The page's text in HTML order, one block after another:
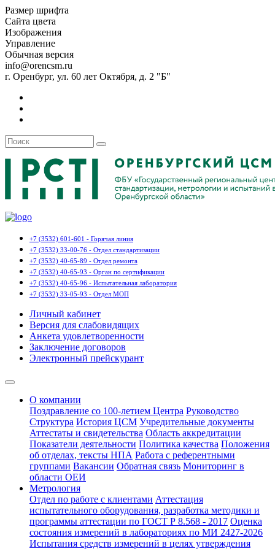
Размер шрифта
Сайта цвета
Изображения
Управление
Обычная версия
info@orencsm.ru
г. Оренбург, ул. 60 лет Октября, д. 2 "Б"
+7 (3532) 601-601 - Горячая линия
+7 (3532) 33-00-76 - Отдел стандартизации
+7 (3532) 40-65-89 - Отдел ремонта
+7 (3532) 40-65-93 - Орган по сертификации
+7 (3532) 40-65-96 - Испытательная лаборатория
+7 (3532) 33-05-93 - Отдел МОП
Личный кабинет
Версия для слабовидящих
Анкета удовлетворенности
Заключение договоров
Электронный прейскурант
О компании
Поздравление со 100-летием Центра Руководство
Структура История ЦСМ Учредительные документы
Аттестаты и свидетельства Область аккредитации
Показатели деятельности Политика качества Положения
об отделах, тексты НПА Работа с референтными
группами Вакансии Обратная связь Мониторинг в
области ОЕИ
Метрология
Отдел по работе с клиентами Аттестация
испытательного оборудования, разработка методики и
программы аттестации по ГОСТ Р 8.568 - 2017 Оценка
состояния измерений в лабораториях по МИ 2427-2026
Испытания средств измерений в целях утверждения